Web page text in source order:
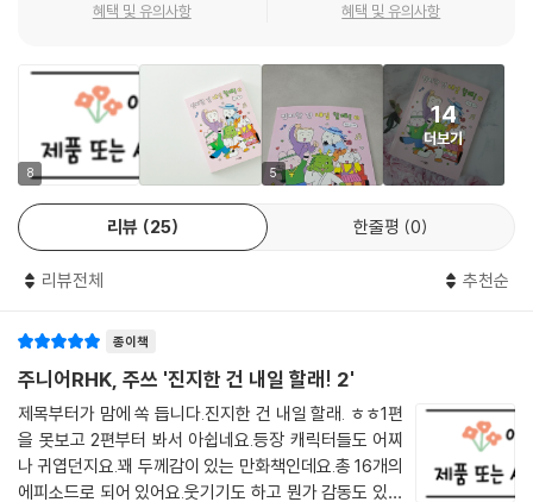
지한 건 내일 할래!》 세계에서 오히려 당연하지 않는 것이다. 더불어 이번
2권에 새롭게 등장한 맛용이를 보면 다문화 가정 아이들을 자연스럽게 떠
올리게 된다. 따뜻한 남쪽 나라의 소수 민족이었던 맛용이네 가족은 ‘용기
를 내어’ 토순이, 옹심이, 캔디, 빵지가 사는 찹쌀 마을로 이사를 온다. 네 아
이들은 맛용이를 처음에는 무서워하기도 하고 신기해도 하지만 그 뿐이다.
그저 함께 놀 수 있는 새로운 친구가 생겼다는 것만으로 맛용이의 존재는
아이들에게 기쁨으로 다가온다.
또한 네 주인공 아이들의 가족 구성 역시 보편적이지 않다. 빵지는 이모 둘
드러날 뿐, 이에 대해 언급하거나 주목하지 않는다.
이렇듯 주쓰 작가는 귀여우면서도 자연스럽게 의인화된 캐릭터들을 통해
‘다양성’이라는 필수 개념을 어린이 독자들에게 은은하고 자연스럽게 전한
다. 또한 그 개념을 알고 있고 심지어 주창하면서도 여전히 나와 다른 사람,
약자, 소수자 들을 편가르고 포용하지 않는 우리 사회에 작지만 큰 경종을
혜택 및 유의사항 혜택 및 유의사항
8 5
14
더보기
리뷰 25 한줄평 0
리뷰전체 추천순
종이책
주니어RHK, 주쓰 '진지한 건 내일 할래! 2'
제목부터가 맘에 쏙 듭니다.진지한 건 내일 할래. ㅎㅎ1편
을 못보고 2편부터 봐서 아쉽네요.등장 캐릭터들도 어찌
나 귀엽던지요.꽤 두께감이 있는 만화책인데요.총 16개의
에피소드로 되어 있어요.웃기기도 하고 뭔가 감동도 있고